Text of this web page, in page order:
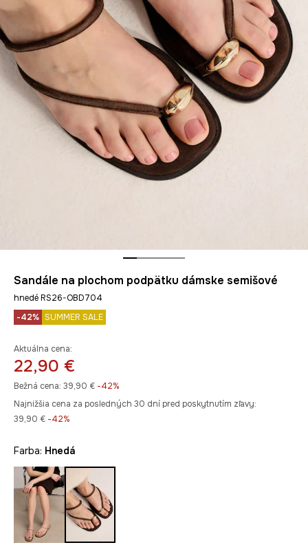
Sandále na plochom podpätku dámske semišové
hnedé RS26-OBD704
-42% SUMMER SALE
Aktuálna cena:
22,90 €
Bežná cena: 39,90 € -42%
Najnižšia cena za posledných 30 dní pred poskytnutím zľavy:
39,90 € -42%
Farba: hnedá